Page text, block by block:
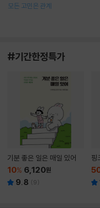
모든 고민은 관계
#기간한정특가
기분 좋은 일은 매일 있어
10% 6,120원
9.8 (9)
핑